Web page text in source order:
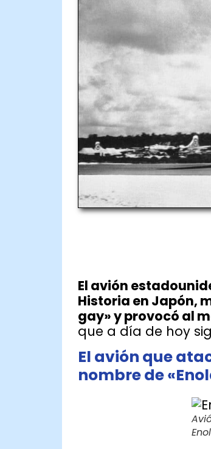
El avión
Historia en Japón,
gay» y provocó al
que a día de hoy
El avión que
nombre de